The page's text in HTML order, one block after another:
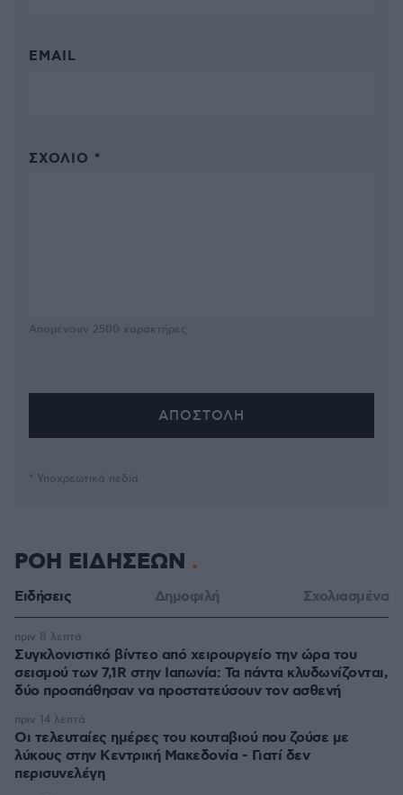
EMAIL
ΣΧΌΛΙΟ *
Απομένουν 2500 χαρακτήρες
* Υποχρεωτικά πεδία
ΡΟΗ ΕΙΔΗΣΕΩΝ
Ειδήσεις Δημοφιλή Σχολιασμένα
Συγκλονιστικό βίντεο από χειρουργείο την ώρα του
σεισμού των 7,1R στην Ιαπωνία: Τα πάντα κλυδωνίζονται,
δύο προσπάθησαν να προστατεύσουν τον ασθενή
πριν 8 λεπτά
Οι τελευταίες ημέρες του κουταβιού που ζούσε με
λύκους στην Κεντρική Μακεδονία - Γιατί δεν
περισυνελέγη
πριν 14 λεπτά